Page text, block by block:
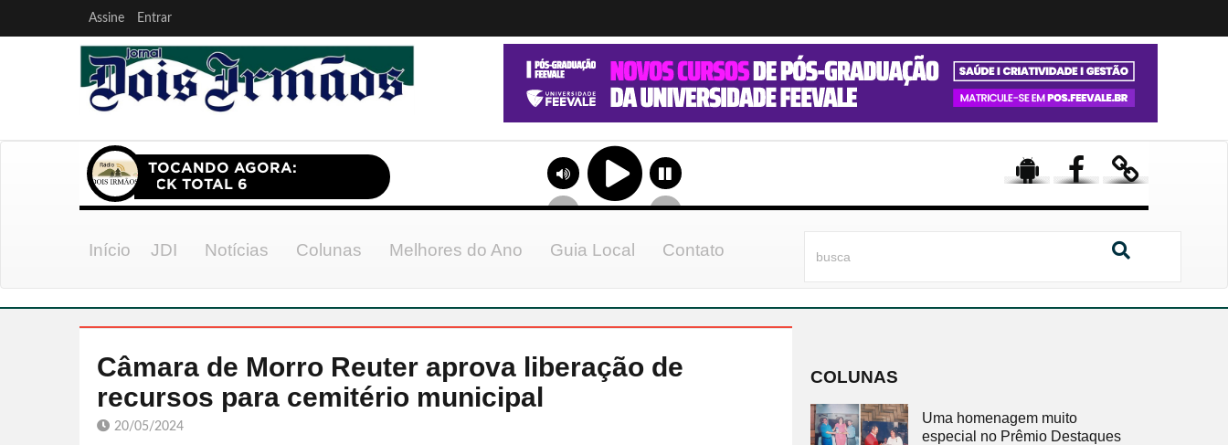
Assine Entrar
Início JDI Notícias Colunas Melhores do Ano Guia Local Contato
Câmara de Morro Reuter aprova liberação de
recursos para cemitério municipal
20/05/2024
COLUNAS
Uma homenagem muito
especial no Prêmio Destaques